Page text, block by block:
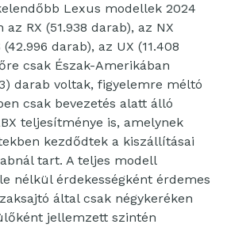
Lexus modellek 2024
RX (51.938 darab), az NX
darab), az UX (11.408
csak Észak-Amerikában
darab voltak, figyelemre méltó
csak bevezetés alatt álló
teljesítménye is, amelynek
kezdődtek a kiszállításai
tart. A teljes modell
nélkül érdekességként érdemes
által csak négykeréken
jellemzett szintén